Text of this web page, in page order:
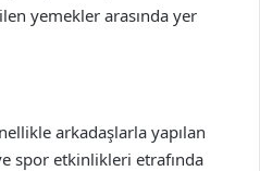
yemekler arasında yer
arkadaşlarla yapılan
spor etkinlikleri etrafında